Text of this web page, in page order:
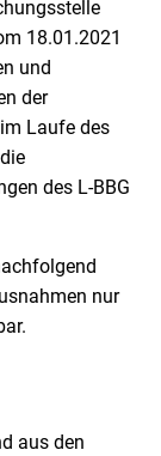
18.01.2021
und
der
Laufe des
des L-BBG
nur
aus den